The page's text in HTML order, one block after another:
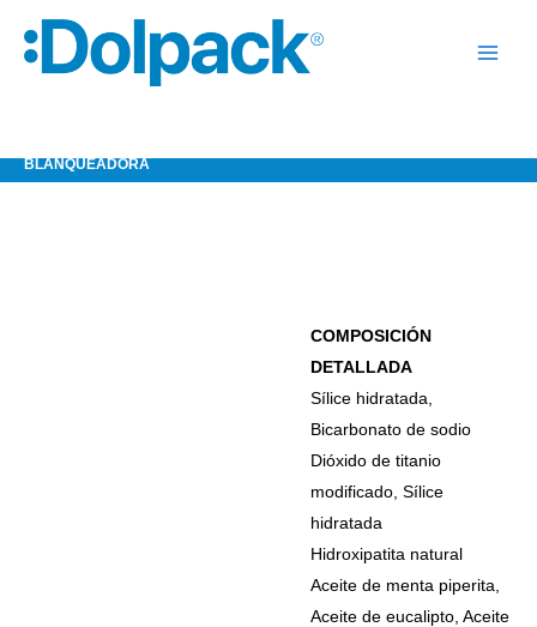
contenido
BLANQUEADORA
COMPOSICIÓN
DETALLADA
Sílice hidratada,
Bicarbonato de sodio
Dióxido de titanio
modificado, Sílice
hidratada
Hidroxipatita natural
Aceite de menta piperita,
Aceite de eucalipto, Aceite